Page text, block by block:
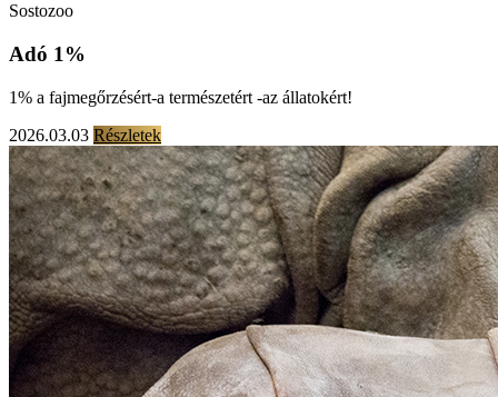
Sostozoo
Adó 1%
1% a fajmegőrzésért-a természetért -az állatokért!
2026.03.03 Részletek